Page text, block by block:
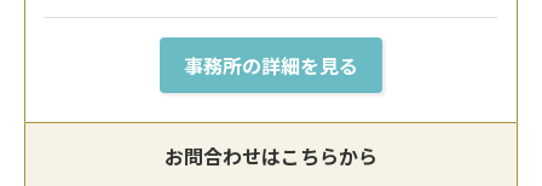
事務所の詳細を見る
お問合わせはこちらから